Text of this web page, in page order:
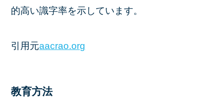
的高い識字率を示しています。 ​
引用元aacrao.org
教育方法